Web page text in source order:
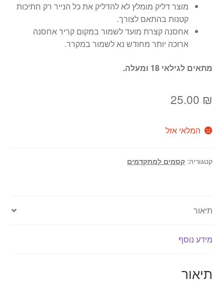
מוצר דליק מומלץ לא להדליק את כל הנייר רק חתיכות
קטנות בהתאם לצורך.
אחסנה קצרת מועד לשמור במקום קריר אחסנה
ארוכה יותר מחודש נא לשמור במקרר.
מתאים לגילאי 18 ומעלה.
25.00 ₪
המלאי אזל
קטגוריה: קסמים למתקדמים
תיאור
מידע נוסף
תיאור